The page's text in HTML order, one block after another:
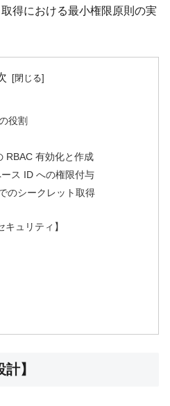
得における最小権限原則の実
役割
RBAC 有効化と作成
ス ID への権限付与
のシークレット取得
キュリティ】
】